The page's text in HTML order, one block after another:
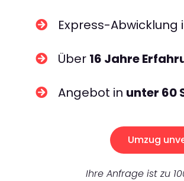
Express-Abwicklung
Über 16 Jahre
Angebot in unter 60
Umzug
Ihre Anfrage ist zu